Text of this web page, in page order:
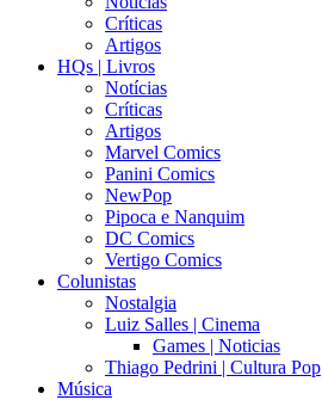
Críticas
Artigos
HQs | Livros
Notícias
Críticas
Artigos
Marvel Comics
Panini Comics
NewPop
Pipoca e Nanquim
DC Comics
Vertigo Comics
Colunistas
Nostalgia
Luiz Salles | Cinema
Games | Noticias
Thiago Pedrini | Cultura Pop
Música